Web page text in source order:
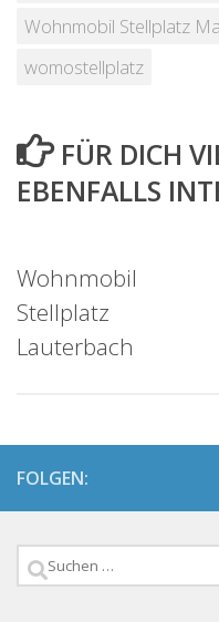
Wohnmobil Stellplatz
womostellplatz
FÜR DICH
EBENFALLS
Wohnmobil
Stellplatz
Lauterbach
FOLGEN:
Suchen